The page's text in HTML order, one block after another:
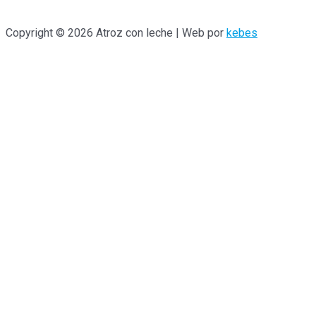
Copyright © 2026 Atroz con leche | Web por kebes